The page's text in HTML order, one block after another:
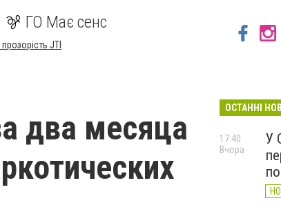
ГО Має сенс
JTI
два месяца
ОСТАННІ
У
17:40
Вчора